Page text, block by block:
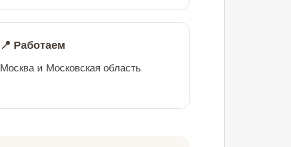
📍 Работаем
Москва и Московская область